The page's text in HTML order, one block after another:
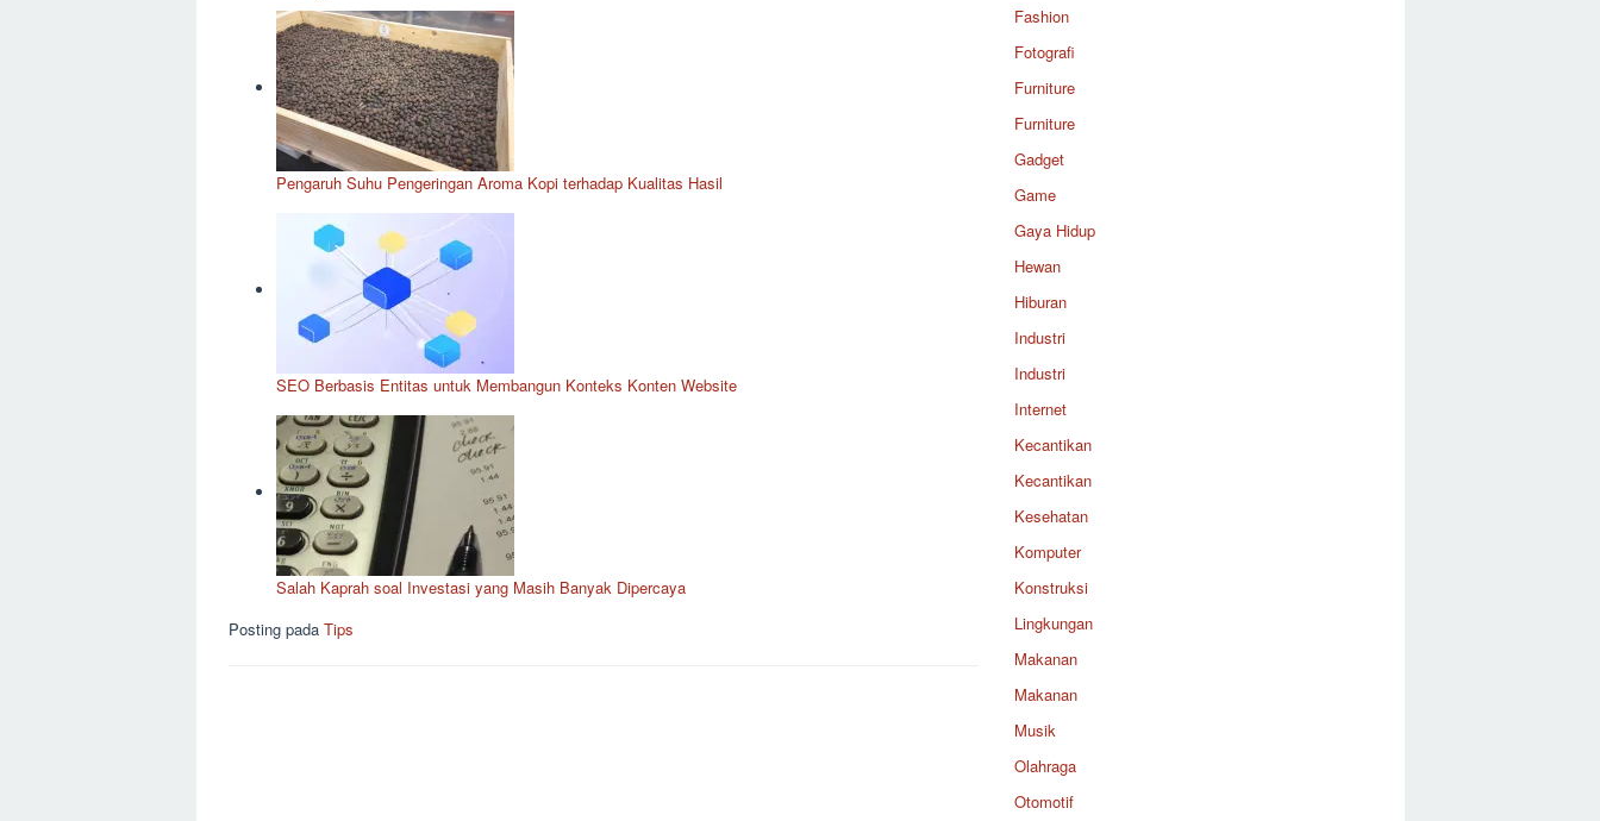
Pengaruh Suhu Pengeringan Aroma Kopi terhadap Kualitas Hasil
SEO Berbasis Entitas untuk Membangun Konteks Konten Website
Salah Kaprah soal Investasi yang Masih Banyak Dipercaya
Posting pada Tips
Fashion
Fotografi
Furniture
Furniture
Gadget
Game
Gaya Hidup
Hewan
Hiburan
Industri
Industri
Internet
Kecantikan
Kecantikan
Kesehatan
Komputer
Konstruksi
Lingkungan
Makanan
Makanan
Musik
Olahraga
Otomotif